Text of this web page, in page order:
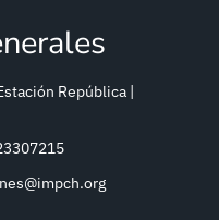
República |